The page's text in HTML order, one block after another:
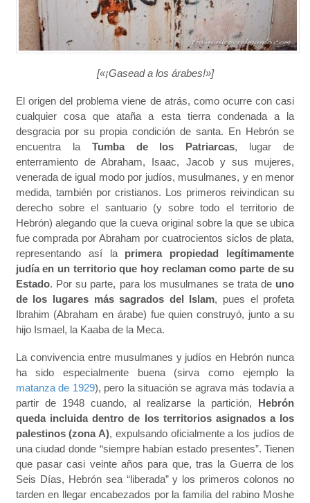
[«¡Gasead a los árabes!»]
El origen del problema viene de atrás, como ocurre con casi
cualquier cosa que ataña a esta tierra condenada a la
desgracia por su propia condición de santa. En Hebrón se
encuentra la Tumba de los Patriarcas, lugar de
enterramiento de Abraham, Isaac, Jacob y sus mujeres,
venerada de igual modo por judíos, musulmanes, y en menor
medida, también por cristianos. Los primeros reivindican su
derecho sobre el santuario (y sobre todo el territorio de
Hebrón) alegando que la cueva original sobre la que se ubica
fue comprada por Abraham por cuatrocientos siclos de plata,
representando así la primera propiedad legítimamente
judía en un territorio que hoy reclaman como parte de su
Estado. Por su parte, para los musulmanes se trata de uno
de los lugares más sagrados del Islam, pues el profeta
Ibrahim (Abraham en árabe) fue quien construyó, junto a su
hijo Ismael, la Kaaba de la Meca.
La convivencia entre musulmanes y judíos en Hebrón nunca
ha sido especialmente buena (sirva como ejemplo la
matanza de 1929), pero la situación se agrava más todavía a
partir de 1948 cuando, al realizarse la partición,
Hebrón
queda incluida dentro de los territorios asignados a los
palestinos (zona A), expulsando oficialmente a los judíos de
una ciudad donde “siempre habían estado presentes”. Tienen
que pasar casi veinte años para que, tras la Guerra de los
Seis Días, Hebrón sea “liberada” y los primeros colonos no
tarden en llegar encabezados por la familia del rabino Moshe